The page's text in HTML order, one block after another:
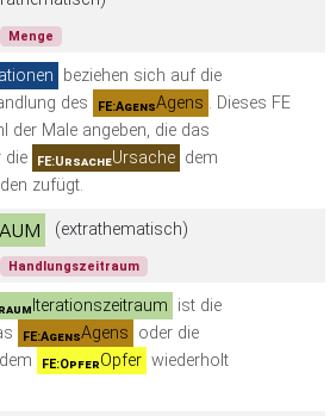
Menge
beziehen sich auf die
des
FE:AgensAgens . Dieses FE
der Male angeben, die das
die FE:UrsacheUrsache dem
zufügt.
(extrathematisch)
Handlungszeitraum
Iterationszeitraum ist die
FE:AgensAgens oder die
dem FE:OpferOpfer wiederholt